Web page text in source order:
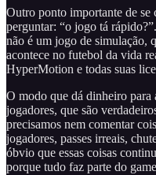
Outro ponto importante de se
perguntar: “o jogo tá
não é um jogo de simulação,
acontece no futebol da vida
HyperMotion e todas suas
O modo que dá dinheiro para
jogadores, que são
precisamos nem comentar
jogadores, passes irreais,
óbvio que essas coisas
porque tudo faz parte do